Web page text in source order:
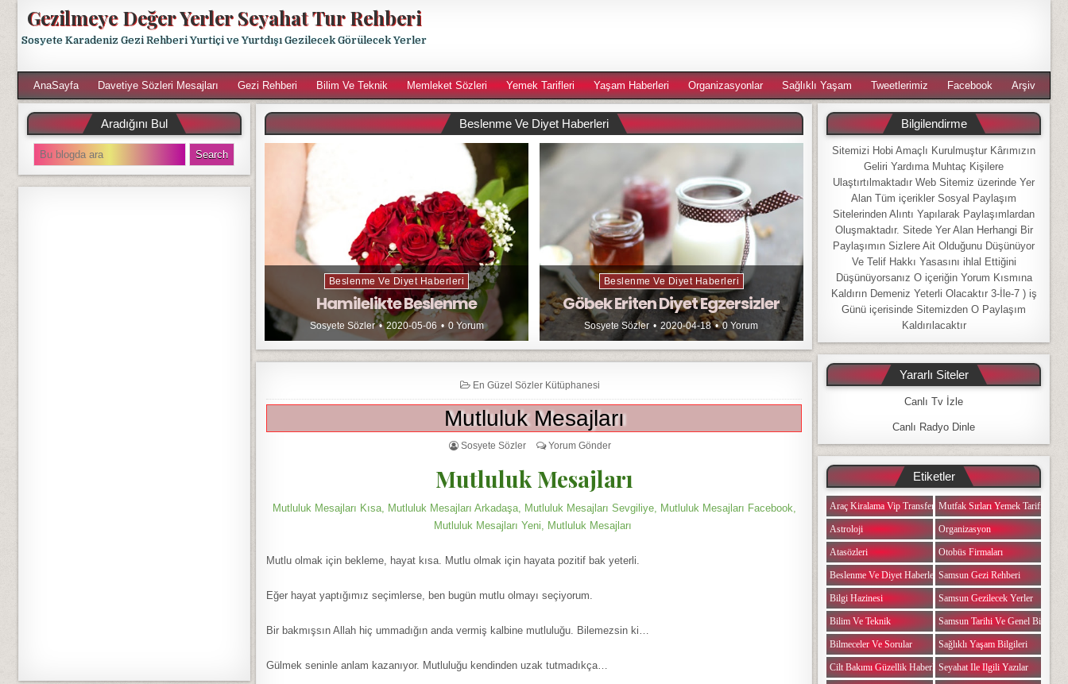
Gezilmeye Değer Yerler Seyahat Tur Rehberi
Sosyete Karadeniz Gezi Rehberi Yurtiçi ve Yurtdışı Gezilecek Görülecek Yerler
AnaSayfa Davetiye Sözleri Mesajları Gezi Rehberi Bilim Ve Teknik Memleket Sözleri Yemek Tarifleri Yaşam Haberleri Organizasyonlar Sağlıklı Yaşam Tweetlerimiz Facebook Arşiv
Beslenme Ve Diyet Haberleri
Beslenme Ve Diyet Haberleri
Hamilelikte Beslenme
Sosyete Sözler 2020-05-06 0 Yorum
Beslenme Ve Diyet Haberleri
Göbek Eriten Diyet Egzersizler
Sosyete Sözler 2020-04-18 0 Yorum
En Güzel Sözler Kütüphanesi
Mutluluk Mesajları
Sosyete Sözler Yorum Gönder
Mutluluk Mesajları
Mutluluk Mesajları Kısa, Mutluluk Mesajları Arkadaşa, Mutluluk Mesajları Sevgiliye, Mutluluk Mesajları Facebook,
Mutluluk Mesajları Yeni, Mutluluk Mesajları
Mutlu olmak için bekleme, hayat kısa. Mutlu olmak için hayata pozitif bak yeterli.
Eğer hayat yaptığımız seçimlerse, ben bugün mutlu olmayı seçiyorum.
Bir bakmışsın Allah hiç ummadığın anda vermiş kalbine mutluluğu. Bilemezsin ki…
Gülmek seninle anlam kazanıyor. Mutluluğu kendinden uzak tutmadıkça…
Aradığını Bul
S
e
Bilgilendirme
Sitemizi Hobi Amaçlı Kurulmuştur Kârımızın
Geliri Yardıma Muhtaç Kişilere
Ulaştırtılmaktadır Web Sitemiz üzerinde Yer
Alan Tüm içerikler Sosyal Paylaşım
Sitelerinden Alıntı Yapılarak Paylaşımlardan
Oluşmaktadır. Sitede Yer Alan Herhangi Bir
Paylaşımın Sizlere Ait Olduğunu Düşünüyor
Ve Telif Hakkı Yasasını ihlal Ettiğini
Düşünüyorsanız O içeriğin Yorum Kısmına
Kaldırın Demeniz Yeterli Olacaktır 3-İle-7 ) iş
Günü içerisinde Sitemizden O Paylaşım
Kaldırılacaktır
Yararlı Siteler
Canlı Tv İzle
Canlı Radyo Dinle
Etiketler
Araç Kiralama Vip Transfer
Astroloji
Atasözleri
Beslenme Ve Diyet Haberleri
Bilgi Hazinesi
Bilim Ve Teknik
Bilmeceler Ve Sorular
Cilt Bakımı Güzellik Haberleri
Mutfak Sırları Yemek Tarifi
Organizasyon
Otobüs Firmaları
Samsun Gezi Rehberi
Samsun Gezilecek Yerler
Samsun Tarihi Ve Genel Bilgiler
Sağlıklı Yaşam Bilgileri
Seyahat Ile Ilgili Yazılar